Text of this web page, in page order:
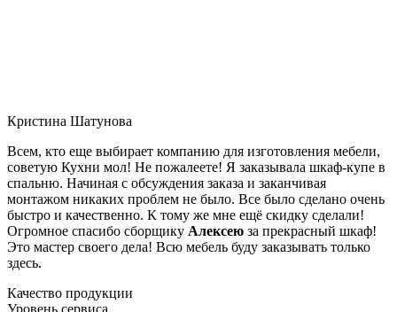
Кристина Шатунова
Всем, кто еще выбирает компанию для изготовления мебели,
советую Кухни мол! Не пожалеете! Я заказывала шкаф-купе в
спальню. Начиная с обсуждения заказа и заканчивая
монтажом никаких проблем не было. Все было сделано очень
быстро и качественно. К тому же мне ещё скидку сделали!
Огромное спасибо сборщику Алексею за прекрасный шкаф!
Это мастер своего дела! Всю мебель буду заказывать только
здесь.
Качество продукции
Уровень сервиса